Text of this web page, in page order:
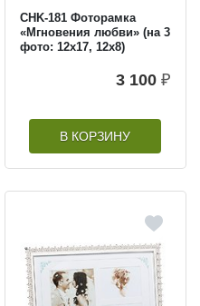
CHK-181 Фоторамка
«Мгновения любви» (на 3
фото: 12х17, 12х8)
3 100 ₽
В КОРЗИНУ